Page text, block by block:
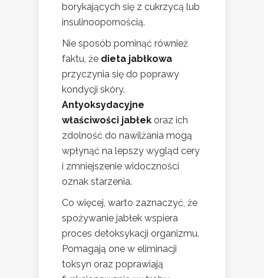
borykających się z cukrzycą lub
insulinoopornością.
Nie sposób pominąć również
faktu, że dieta jabłkowa
przyczynia się do poprawy
kondycji skóry.
Antyoksydacyjne
właściwości jabłek oraz ich
zdolność do nawilżania mogą
wpłynąć na lepszy wygląd cery
i zmniejszenie widoczności
oznak starzenia.
Co więcej, warto zaznaczyć, że
spożywanie jabłek wspiera
proces detoksykacji organizmu.
Pomagają one w eliminacji
toksyn oraz poprawiają